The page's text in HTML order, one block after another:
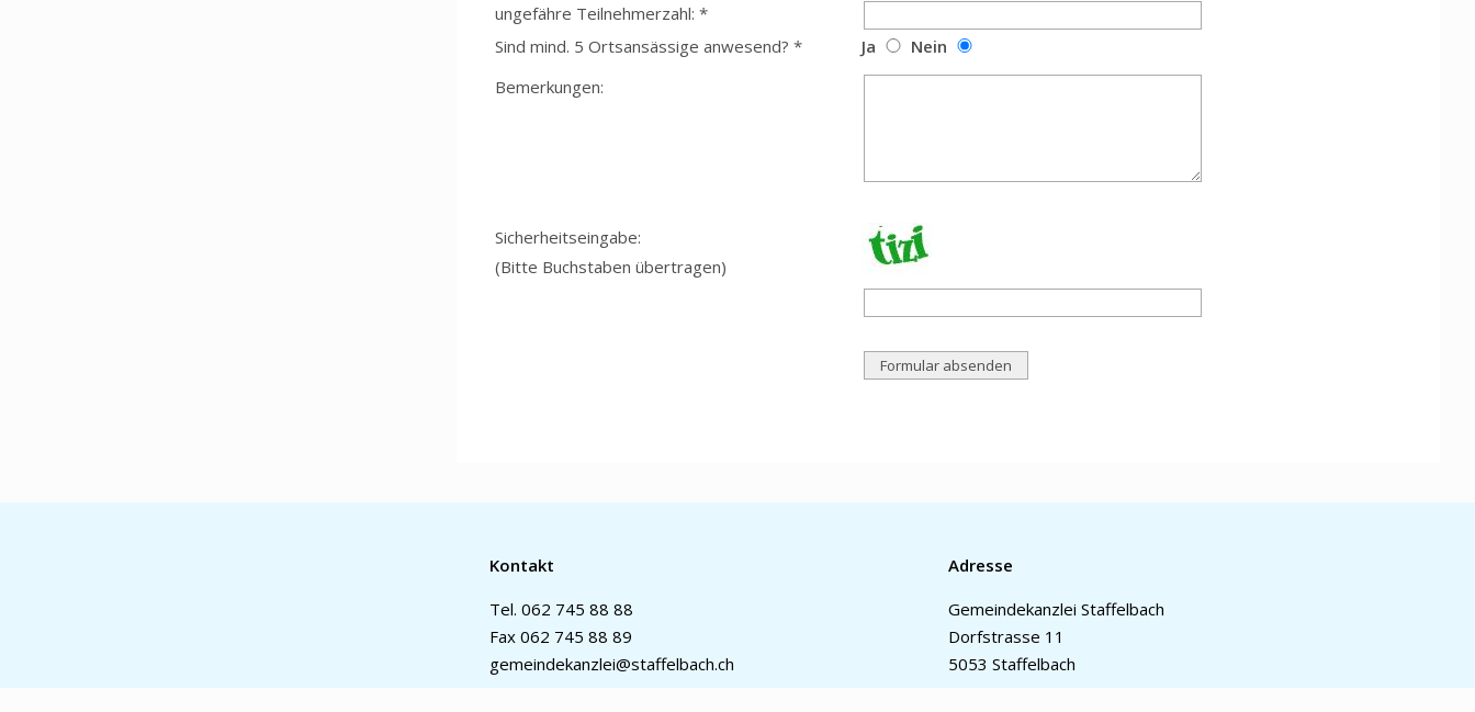
ungefähre Teilnehmerzahl: *
Sind mind. 5 Ortsansässige anwesend? *
Ja
Nein
Bemerkungen:
Sicherheitseingabe:
(Bitte Buchstaben übertragen)
Kontakt
Tel. 062 745 88 88
Fax 062 745 88 89
gemeindekanzlei@staffelbach.ch
Adresse
Gemeindekanzlei Staffelbach
Dorfstrasse 11
5053 Staffelbach